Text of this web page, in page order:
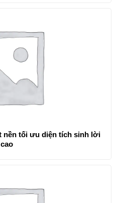
nền tối ưu diện tích sinh lời
cao